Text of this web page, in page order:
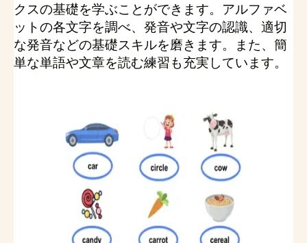
クスの基礎を学ぶことができます。アルファベ
ットの各文字を調べ、発音や文字の認識、適切
な発音などの基礎スキルを磨きます。また、簡
単な単語や文章を読む練習も充実しています。